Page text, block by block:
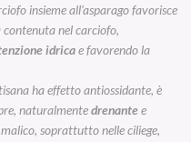
insieme all’asparago favorisce
contenuta nel carciofo,
idricae favorendo la
ha effetto antiossidante, è
naturalmentedrenantee
soprattutto nelle ciliege,